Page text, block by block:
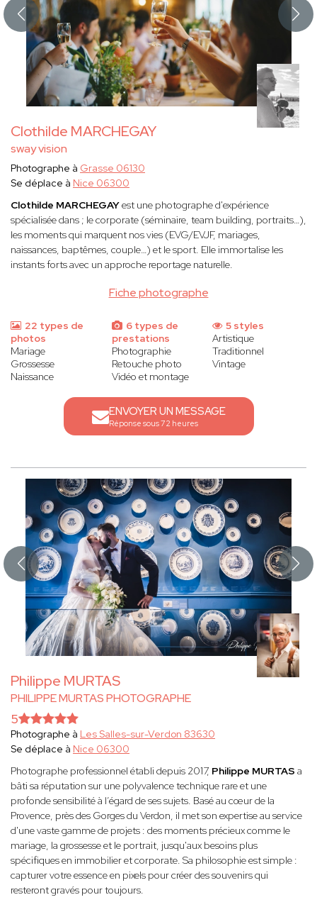
Clothilde MARCHEGAY
sway vision
Fiche photographe
Photographe à Grasse 06130
Se déplace à Nice 06300
Clothilde MARCHEGAYest une photographe d'expérience
spécialisée dans ; le corporate (séminaire, team building, portraits…),
les moments qui marquent nos vies (EVG/EVJF, mariages,
naissances, baptêmes, couple…) et le sport. Elle immortalise les
instants forts avec un approche reportage naturelle.
22 types de
photos
Mariage
Grossesse
Naissance
6 types de
prestations
Photographie
Retouche photo
Vidéo et montage
5 styles
Artistique
Traditionnel
Vintage
ENVOYER UN MESSAGE
Réponse sous 72 heures
Philippe MURTAS
PHILIPPE MURTAS PHOTOGRAPHE
5
Photographe à Les Salles-sur-Verdon 83630
Se déplace à Nice 06300
Photographe professionnel établi depuis 2017, Philippe MURTAS a
bâti sa réputation sur une polyvalence technique rare et une
profonde sensibilité à l’égard de ses sujets. Basé au cœur de la
Provence, près des Gorges du Verdon, il met son expertise au service
d'une vaste gamme de projets : des moments précieux comme le
mariage, la grossesse et le portrait, jusqu'aux besoins plus
spécifiques en immobilier et corporate. Sa philosophie est simple :
capturer votre essence en pixels pour créer des souvenirs qui
resteront gravés pour toujours.